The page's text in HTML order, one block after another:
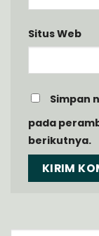
Situs Web
Simpan
pada
berikutnya.